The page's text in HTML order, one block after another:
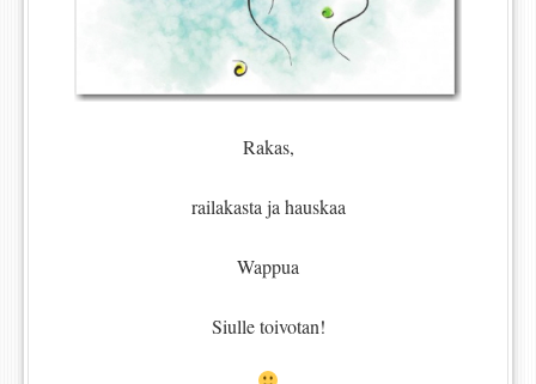
Rakas,
railakasta ja hauskaa
Wappua
Siulle toivotan!